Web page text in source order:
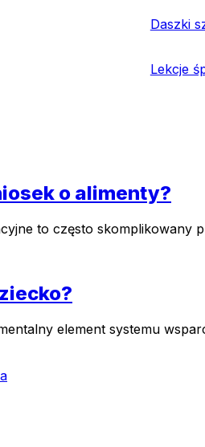
Daszki
Lekcje
o alimenty?
to często
element systemu